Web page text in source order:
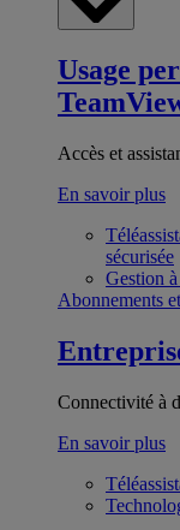
Usage
Accès et
En savoir plus
sécurisée
Gestion
Abonnements
Connectivité à
En savoir plus